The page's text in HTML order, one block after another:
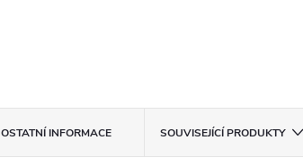
OSTATNÍ INFORMACE SOUVISEJÍCÍ PRODUKTY